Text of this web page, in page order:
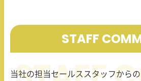
STAFF
当社の担当セールススタッフから